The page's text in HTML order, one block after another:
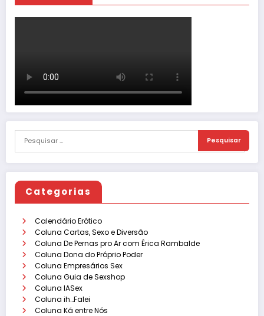
Categorias
Calendário Erótico
Coluna Cartas, Sexo e Diversão
Coluna De Pernas pro Ar com Érica Rambalde
Coluna Dona do Próprio Poder
Coluna Empresários Sex
Coluna Guia de Sexshop
Coluna IASex
Coluna ih…Falei
Coluna Ká entre Nós